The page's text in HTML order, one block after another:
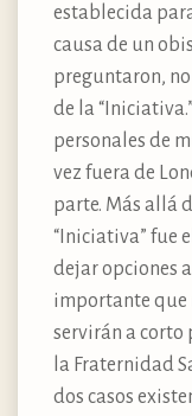
establecida
causa de un
preguntaron,
de la
personales de
vez fuera de
parte. Más allá
“Iniciativa” fue
dejar opciones
importante que
servirán a corto
la Fraternidad
dos casos